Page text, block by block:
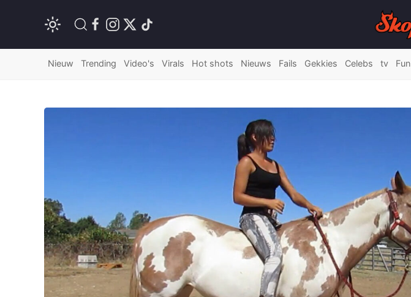
Nieuw Trending Video's Virals Hot shots Nieuws Fails Gekkies Celebs tv Fun